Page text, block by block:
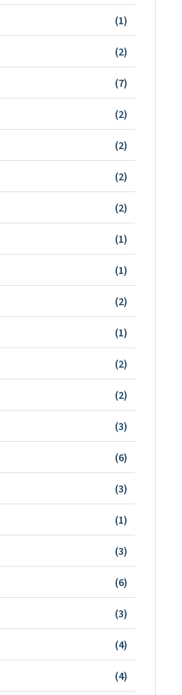
(1)
(2)
(7)
(2)
(2)
(2)
(2)
(1)
(1)
(2)
(1)
(2)
(2)
(3)
(6)
(3)
(1)
(3)
(6)
(3)
(4)
(4)